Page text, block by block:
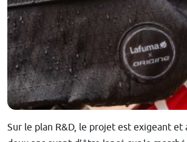
Sur le plan R&D, le projet est exigeant et